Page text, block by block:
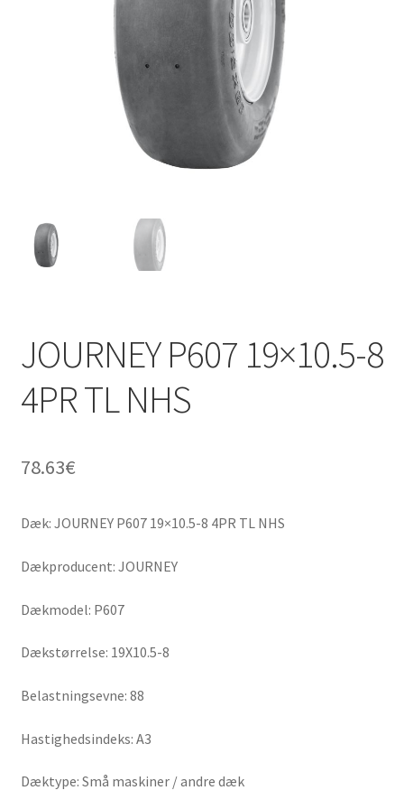
JOURNEY P607 19×10.5-8
4PR TL NHS
78.63€
Dæk: JOURNEY P607 19×10.5-8 4PR TL NHS
Dækproducent: JOURNEY
Dækmodel: P607
Dækstørrelse: 19X10.5-8
Belastningsevne: 88
Hastighedsindeks: A3
Dæktype: Små maskiner / andre dæk